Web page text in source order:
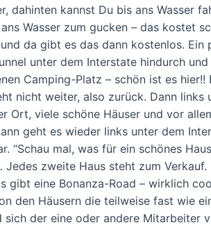
dahinten kannst Du bis ans Wasser
Wasser zum gucken – das kostet
da gibt es das dann kostenlos. Ein
unter dem Interstate hindurch und
Camping-Platz – schön ist es
nicht weiter, also zurück. Dann links
Ort, viele schöne Häuser und vor
geht es wieder links unter dem
“Schau mal, was für ein schönes
zweite Haus steht zum Verkauf.
gibt eine Bonanza-Road – wirklich
den Häusern die teilweise fast wie
sich der eine oder andere Mitarbeiter